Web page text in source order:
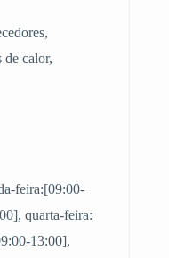
de calor,
feira:[09:00-
quarta-feira:
13:00],